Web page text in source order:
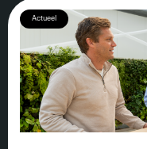
Actueel